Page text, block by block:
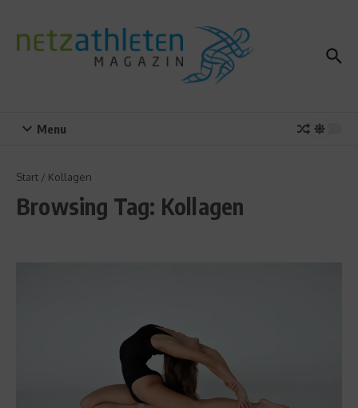
Menu
Start / Kollagen
Browsing Tag: Kollagen